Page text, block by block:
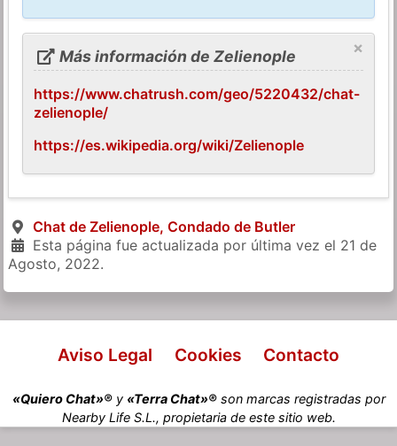
×
Más información de Zelienople
https://www.chatrush.com/geo/5220432/chat-
zelienople/
https://es.wikipedia.org/wiki/Zelienople
Chat de Zelienople, Condado de Butler
Esta página fue actualizada por última vez el 21 de
Agosto, 2022.
Aviso Legal Cookies Contacto
«Quiero Chat»®y «Terra Chat»®son marcas registradas por
Nearby Life S.L., propietaria de este sitio web.